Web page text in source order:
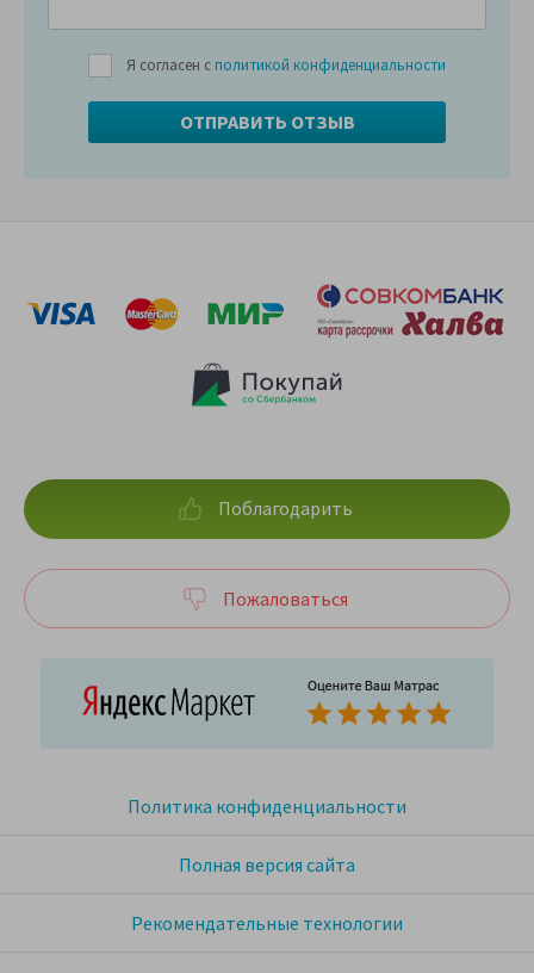
Я согласен с политикой конфиденциальности
Политика конфиденциальности
Полная версия сайта
Рекомендательные технологии
Поблагодарить
Пожаловаться